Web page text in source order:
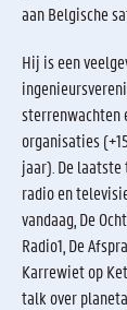
aan Belgische
Hij is een
sterrenwachten
organisaties
jaar). De
radio en
vandaag, De
Radio1, De
Karrewiet op
talk over